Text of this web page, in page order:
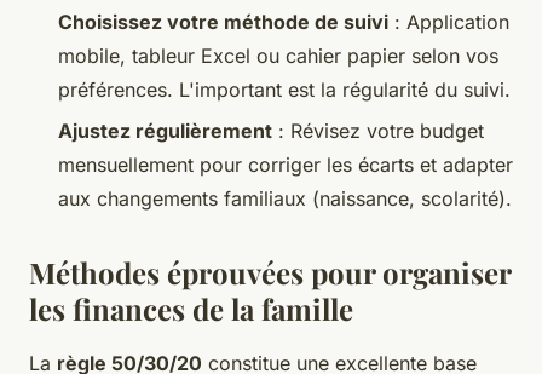
Choisissez votre méthode de suivi : Application
mobile, tableur Excel ou cahier papier selon vos
préférences. L'important est la régularité du suivi.
Ajustez régulièrement : Révisez votre budget
mensuellement pour corriger les écarts et adapter
aux changements familiaux (naissance, scolarité).
Méthodes éprouvées pour organiser
les finances de la famille
La règle 50/30/20 constitue une excellente base